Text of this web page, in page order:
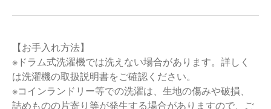
【お手入れ方法】
※ドラム式洗濯機では洗えない場合があります。詳しく
は洗濯機の取扱説明書をご確認ください。
※コインランドリー等での洗濯は、生地の傷みや破損、
詰めものの片寄り等が発生する場合がありますので、ご